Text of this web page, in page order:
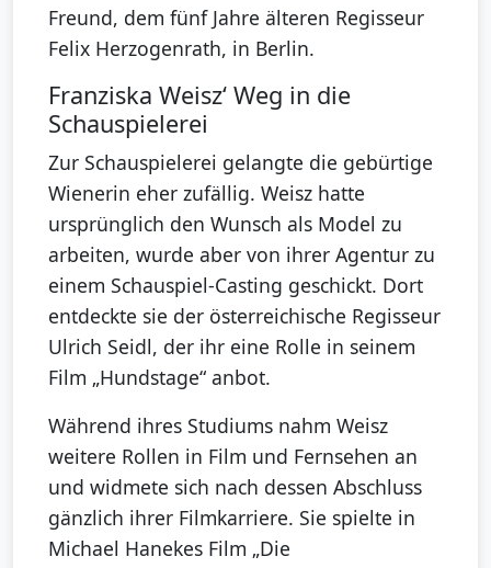
Freund, dem fünf Jahre älteren Regisseur
Felix Herzogenrath, in Berlin.
Franziska Weisz‘ Weg in die
Schauspielerei
Zur Schauspielerei gelangte die gebürtige
Wienerin eher zufällig. Weisz hatte
ursprünglich den Wunsch als Model zu
arbeiten, wurde aber von ihrer Agentur zu
einem Schauspiel-Casting geschickt. Dort
entdeckte sie der österreichische Regisseur
Ulrich Seidl, der ihr eine Rolle in seinem
Film „Hundstage“ anbot.
Während ihres Studiums nahm Weisz
weitere Rollen in Film und Fernsehen an
und widmete sich nach dessen Abschluss
gänzlich ihrer Filmkarriere. Sie spielte in
Michael Hanekes Film „Die